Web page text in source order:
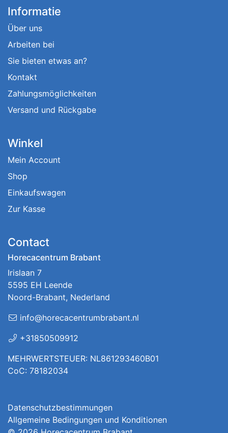
Informatie
Über uns
Arbeiten bei
Sie bieten etwas an?
Kontakt
Zahlungsmöglichkeiten
Versand und Rückgabe
Winkel
Mein Account
Shop
Einkaufswagen
Zur Kasse
Contact
Horecacentrum Brabant
Irislaan 7
5595 EH Leende
Noord-Brabant, Nederland
info@horecacentrumbrabant.nl
+31850509912
MEHRWERTSTEUER: NL861293460B01
CoC: 78182034
Datenschutzbestimmungen
Allgemeine Bedingungen und Konditionen